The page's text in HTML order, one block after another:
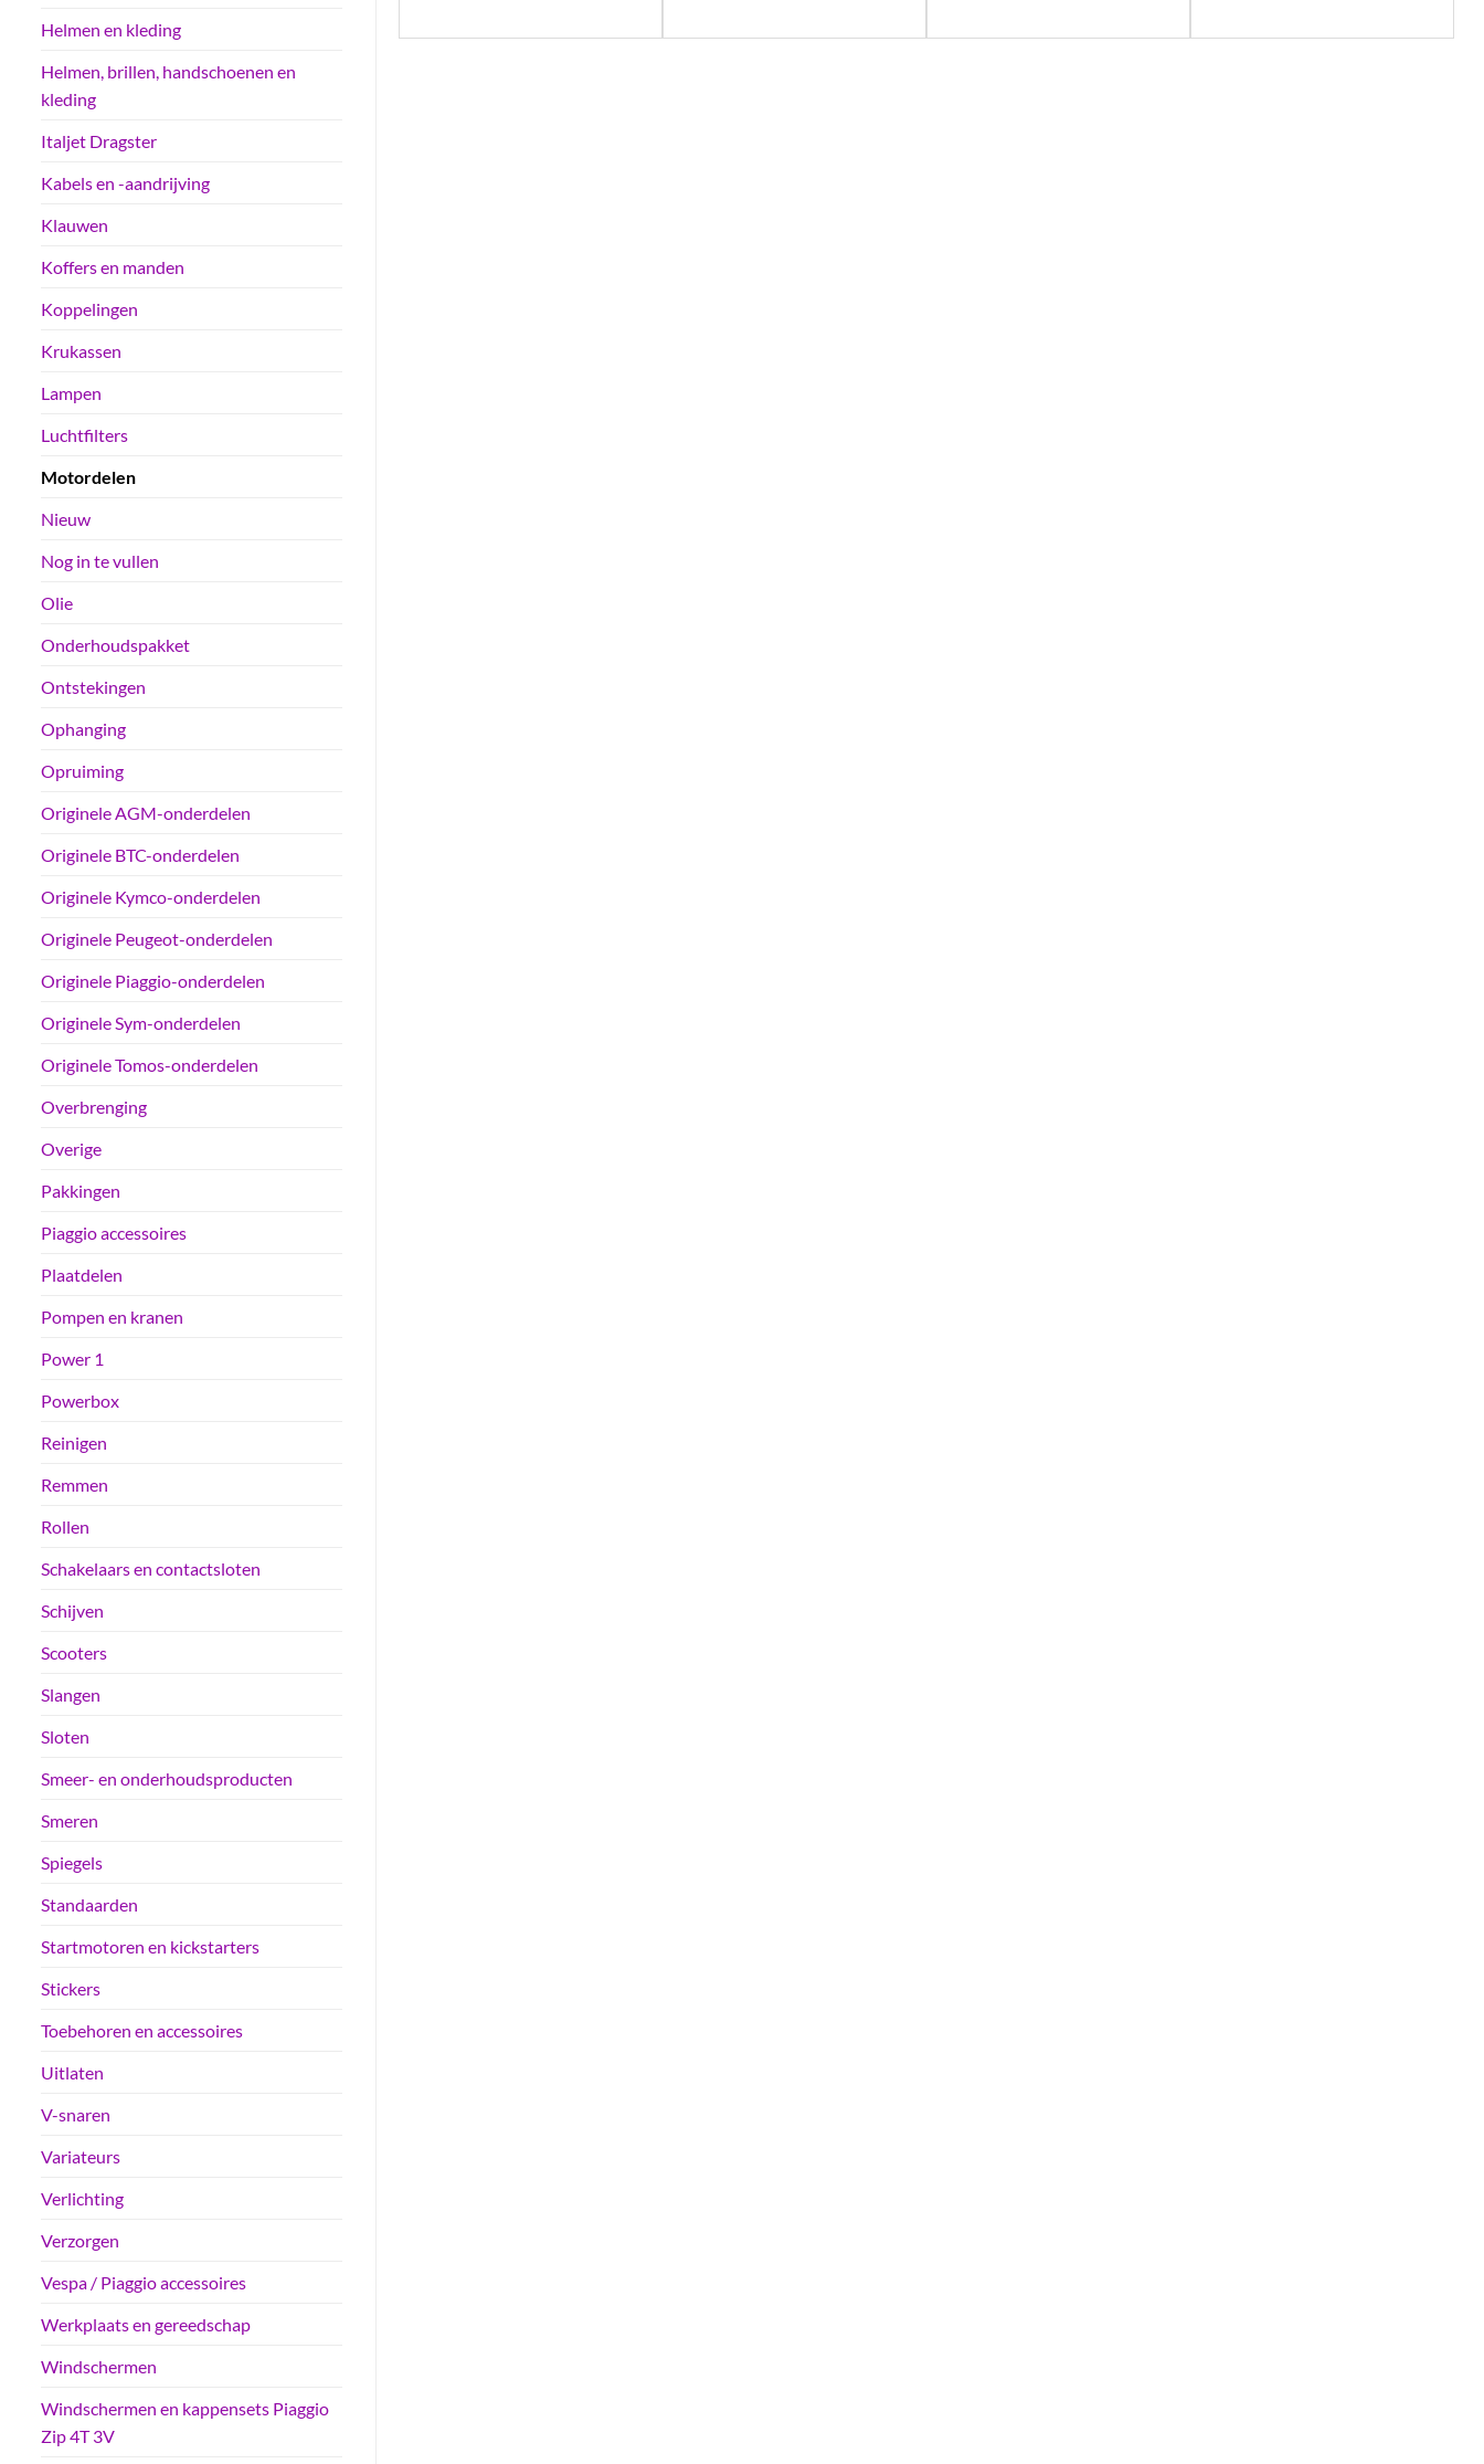
Helmen en kleding
Helmen, brillen, handschoenen en
kleding
Italjet Dragster
Kabels en -aandrijving
Klauwen
Koffers en manden
Koppelingen
Krukassen
Lampen
Luchtfilters
Motordelen
Nieuw
Nog in te vullen
Olie
Onderhoudspakket
Ontstekingen
Ophanging
Opruiming
Originele AGM-onderdelen
Originele BTC-onderdelen
Originele Kymco-onderdelen
Originele Peugeot-onderdelen
Originele Piaggio-onderdelen
Originele Sym-onderdelen
Originele Tomos-onderdelen
Overbrenging
Overige
Pakkingen
Piaggio accessoires
Plaatdelen
Pompen en kranen
Power 1
Powerbox
Reinigen
Remmen
Rollen
Schakelaars en contactsloten
Schijven
Scooters
Slangen
Sloten
Smeer- en onderhoudsproducten
Smeren
Spiegels
Standaarden
Startmotoren en kickstarters
Stickers
Toebehoren en accessoires
Uitlaten
V-snaren
Variateurs
Verlichting
Verzorgen
Vespa / Piaggio accessoires
Werkplaats en gereedschap
Windschermen
Windschermen en kappensets Piaggio
Zip 4T 3V